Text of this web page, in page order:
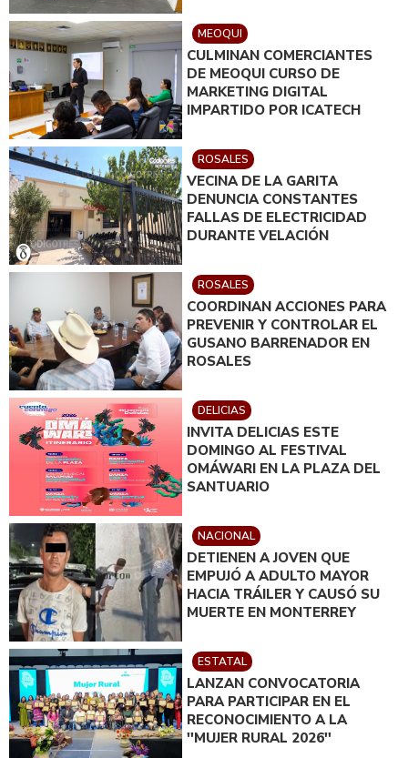
MEOQUI
CULMINAN COMERCIANTES
DE MEOQUI CURSO DE
MARKETING DIGITAL
IMPARTIDO POR ICATECH
ROSALES
VECINA DE LA GARITA
DENUNCIA CONSTANTES
FALLAS DE ELECTRICIDAD
DURANTE VELACIÓN
ROSALES
COORDINAN ACCIONES PARA
PREVENIR Y CONTROLAR EL
GUSANO BARRENADOR EN
ROSALES
DELICIAS
INVITA DELICIAS ESTE
DOMINGO AL FESTIVAL
OMÁWARI EN LA PLAZA DEL
SANTUARIO
NACIONAL
DETIENEN A JOVEN QUE
EMPUJÓ A ADULTO MAYOR
HACIA TRÁILER Y CAUSÓ SU
MUERTE EN MONTERREY
ESTATAL
LANZAN CONVOCATORIA
PARA PARTICIPAR EN EL
RECONOCIMIENTO A LA
''MUJER RURAL 2026''